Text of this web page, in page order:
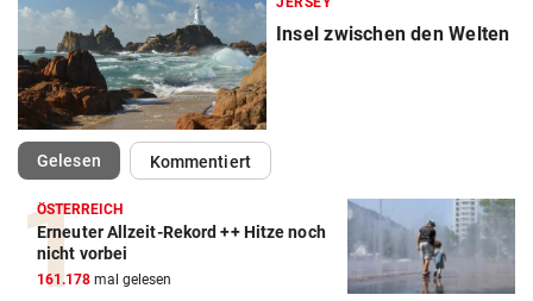
Insel zwischen den Welten
Gelesen(ausgewählt)Kommentiert
ÖSTERREICH
Erneuter Allzeit-Rekord ++ Hitze noch
nicht vorbei
161.178 mal gelesen